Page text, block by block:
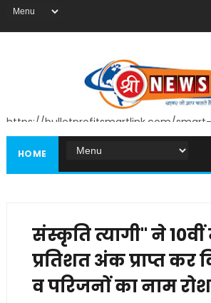
https://bulletprofitsmartlink.com/smart-
HOME
संस्कृति त्यागी" ने 10वीं
प्रतिशत अंक प्राप्त कर
व परिजनों का नाम